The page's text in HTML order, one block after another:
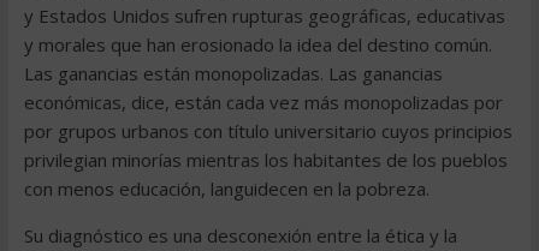
y Estados Unidos sufren rupturas geográficas, educativas
y morales que han erosionado la idea del destino común.
Las ganancias están monopolizadas. Las ganancias
económicas, dice, están cada vez más monopolizadas por
por grupos urbanos con título universitario cuyos principios
privilegian minorías mientras los habitantes de los pueblos
con menos educación, languidecen en la pobreza.
Su diagnóstico es una desconexión entre la ética y la